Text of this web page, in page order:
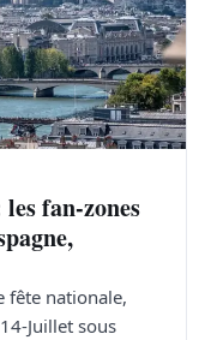
fan-zones
fête nationale,
Juillet sous